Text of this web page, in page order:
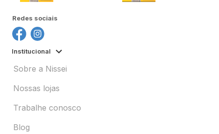
Redes sociais
Institucional
Sobre a Nissei
Nossas lojas
Trabalhe conosco
Blog